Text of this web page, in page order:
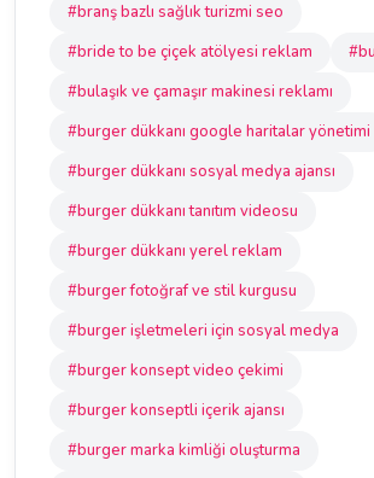
#branş bazlı sağlık turizmi seo
#bride to be çiçek atölyesi reklam
#bulaşık ve çamaşır makinesi reklamı
#burger dükkanı google haritalar yönetimi
#burger dükkanı sosyal medya ajansı
#burger dükkanı tanıtım videosu
#burger dükkanı yerel reklam
#burger fotoğraf ve stil kurgusu
#burger işletmeleri için sosyal medya
#burger konsept video çekimi
#burger konseptli içerik ajansı
#burger marka kimliği oluşturma